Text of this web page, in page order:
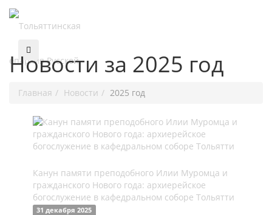
Новости за 2025 год
Главная Новости 2025 год
Канун памяти преподобного Илии Муромца и
гражданского Нового года: архиерейское
богослужение в кафедральном соборе Тольятти
31 декабря 2025